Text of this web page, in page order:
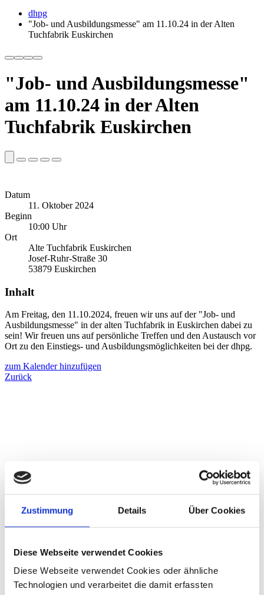
Zustimmung Details Über Cookies
Diese Webseite verwendet Cookies
Diese Webseite verwendet Cookies oder ähnliche
Technologien und verarbeitet die damit erfassten
dhpg
"Job- und Ausbildungsmesse" am 11.10.24 in der Alten
Tuchfabrik Euskirchen
"Job- und Ausbildungsmesse"
am 11.10.24 in der Alten
Tuchfabrik Euskirchen
Datum
11. Oktober 2024
Beginn
10:00 Uhr
Ort
Alte Tuchfabrik Euskirchen
Josef-Ruhr-Straße 30
53879 Euskirchen
Inhalt
Am Freitag, den 11.10.2024, freuen wir uns auf der "Job- und
Ausbildungsmesse" in der alten Tuchfabrik in Euskirchen dabei zu
sein! Wir freuen uns auf persönliche Treffen und den Austausch vor
Ort zu den Einstiegs- und Ausbildungsmöglichkeiten bei der dhpg.
zum Kalender hinzufügen
Zurück
Über die dhpg
Mitarbeiter:innen Familienunternehmen und Mittelständler,
gemeinnützige Organisationen und Privatpersonen.
Weitere Informationen